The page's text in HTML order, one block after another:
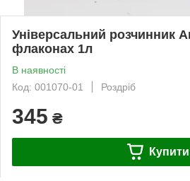
Універсальний розчинник
флаконах 1л
В наявності
Код: 001070-01
Роздріб
345 ₴
Купити